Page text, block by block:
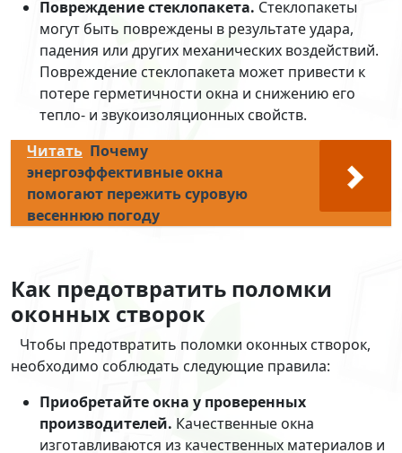
Повреждение стеклопакета. Стеклопакеты
могут быть повреждены в результате удара,
падения или других механических воздействий.
Повреждение стеклопакета может привести к
потере герметичности окна и снижению его
тепло- и звукоизоляционных свойств.
Читать Почему
энергоэффективные окна
помогают пережить суровую
весеннюю погоду
Как предотвратить поломки
оконных створок
Чтобы предотвратить поломки оконных створок,
необходимо соблюдать следующие правила:
Приобретайте окна у проверенных
производителей. Качественные окна
изготавливаются из качественных материалов и